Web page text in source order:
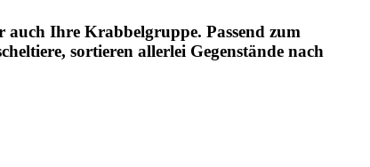
auch Ihre Krabbelgruppe. Passend zum
sortieren allerlei Gegenstände nach